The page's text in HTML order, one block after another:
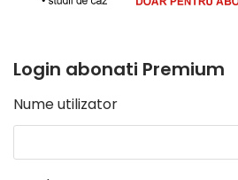
Login abonati Premium
Nume utilizator